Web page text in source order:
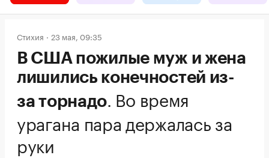
Стихия 23 мая, 09:35
В США пожилые муж и жена
лишились конечностей из-
за торнадо. Во время
урагана пара держалась за
руки